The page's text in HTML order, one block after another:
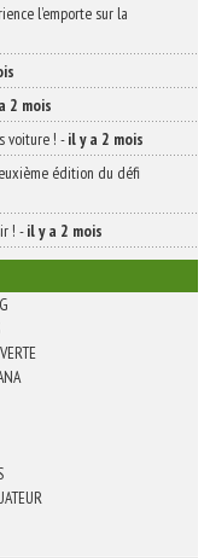
l’emporte sur la
2 mois
voiture ! -il y a 2 mois
édition du défi
! -il y a 2 mois